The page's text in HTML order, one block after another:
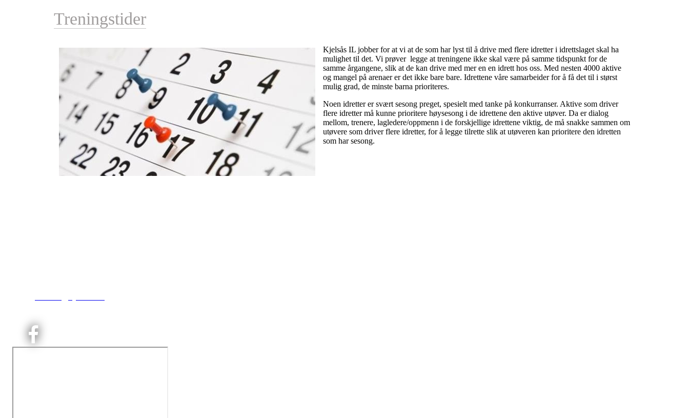
Treningstider
Kjelsås IL jobber for at vi at de som har lyst til å drive med flere idretter i idrettslaget skal ha
mulighet til det. Vi prøver legge at treningene ikke skal være på samme tidspunkt for de
samme årgangene, slik at de kan drive med mer en en idrett hos oss. Med nesten 4000 aktive
og mangel på arenaer er det ikke bare bare. Idrettene våre samarbeider for å få det til i størst
mulig grad, de minste barna prioriteres.
Noen idretter er svært sesong preget, spesielt med tanke på konkurranser. Aktive som driver
flere idretter må kunne prioritere høysesong i de idrettene den aktive utøver. Da er dialog
mellom, trenere, lagledere/oppmenn i de forskjellige idrettene viktig, de må snakke sammen om
utøvere som driver flere idretter, for å legge tilrette slik at utøveren kan prioritere den idretten
som har sesong.